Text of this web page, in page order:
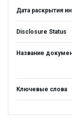
Дата раскрытия
Disclosure Status
Название
Ключевые слова